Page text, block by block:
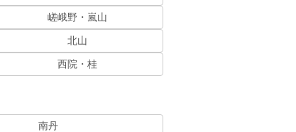
嵯峨野・嵐山
北山
西院・桂
南丹